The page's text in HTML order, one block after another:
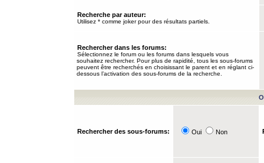
Recherche par auteur:
Utilisez * comme joker pour des résultats partiels.
Rechercher dans les forums:
Sélectionnez le forum ou les forums dans lesquels vous
souhaitez rechercher. Pour plus de rapidité, tous les sous-forums
peuvent être recherchés en choisissant le parent et en réglant ci-
dessous l’activation des sous-forums de la recherche.
Rechercher des sous-forums: Oui Non